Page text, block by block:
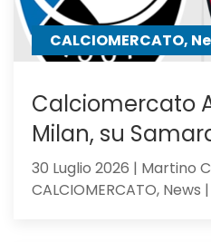
CALCIOMERCATO,
Calciomercato
Milan, su
30 Luglio 2026 | Martino
CALCIOMERCATO,